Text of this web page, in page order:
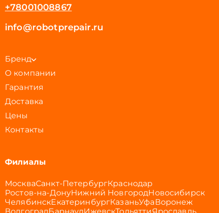
+78001008867
info@robotprepair.ru
Бренд
О компании
Гарантия
Доставка
Цены
Контакты
Филиалы
МоскваСанкт-ПетербургКраснодар
Ростов-на-ДонуНижний НовгородНовосибирск
ЧелябинскЕкатеринбургКазаньУфаВоронеж